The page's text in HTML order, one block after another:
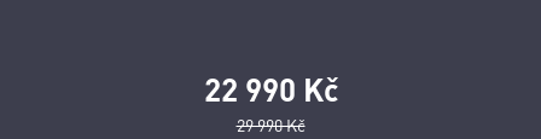
22 990 Kč
29 990 Kč